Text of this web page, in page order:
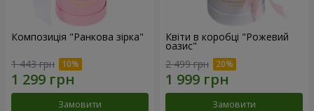
Композиція "Ранкова зірка"
1 443 грн
Замовити
Квіти в коробці "Рожевий
оазис"
2 499 грн
Замовити